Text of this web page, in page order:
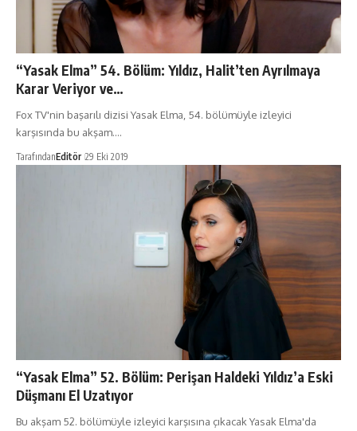
“Yasak Elma” 54. Bölüm: Yıldız, Halit’ten Ayrılmaya
Karar Veriyor ve…
Fox TV'nin başarılı dizisi Yasak Elma, 54. bölümüyle izleyici
karşısında bu akşam.…
TarafındanEditör 29 Eki 2019
“Yasak Elma” 52. Bölüm: Perişan Haldeki Yıldız’a Eski
Düşmanı El Uzatıyor
Bu akşam 52. bölümüyle izleyici karşısına çıkacak Yasak Elma'da